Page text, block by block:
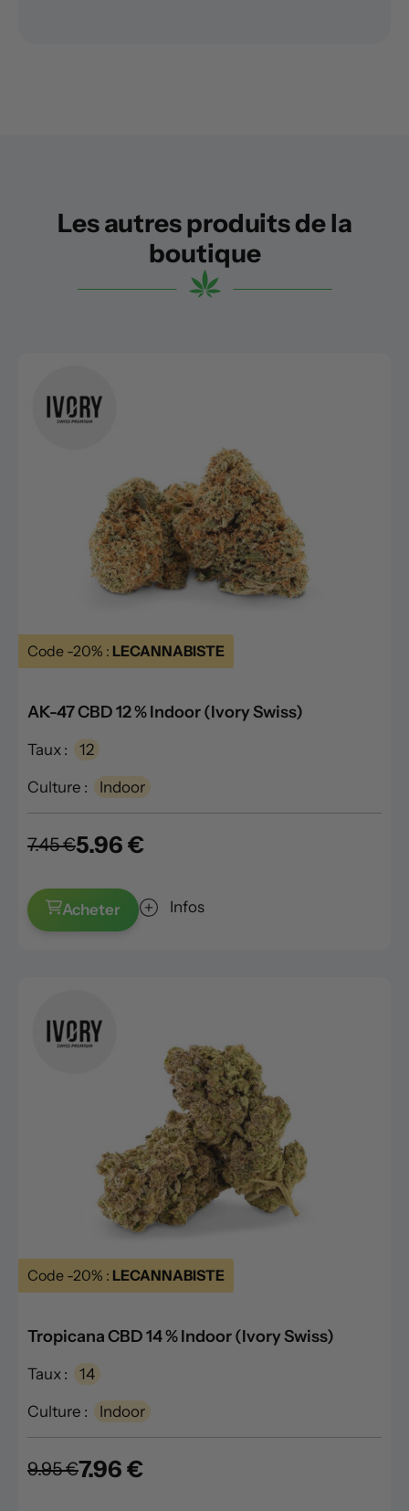
Les autres produits de la
boutique
Code -20% : LECANNABISTE
AK-47 CBD 12 % Indoor (Ivory Swiss)
Taux : 12
Culture : Indoor
7.45 €5.96 €
Acheter Infos
Code -20% : LECANNABISTE
Tropicana CBD 14 % Indoor (Ivory Swiss)
Taux : 14
Culture : Indoor
9.95 €7.96 €